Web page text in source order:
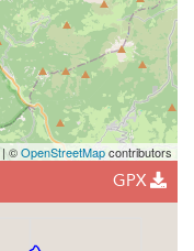
| ©OpenStreetMapcontributors
GPX